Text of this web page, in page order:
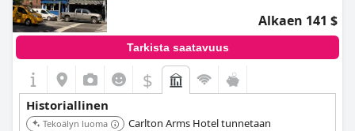
Alkaen 141 $
Tarkista saatavuus
$
Historiallinen
Tekoälyn luoma
Carlton Arms Hotel tunnetaan